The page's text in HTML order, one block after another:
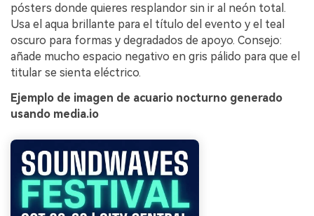
pósters donde quieres resplandor sin ir al neón total.
Usa el aqua brillante para el título del evento y el teal
oscuro para formas y degradados de apoyo. Consejo:
añade mucho espacio negativo en gris pálido para que el
titular se sienta eléctrico.
Ejemplo de imagen de acuario nocturno generado
usando media.io